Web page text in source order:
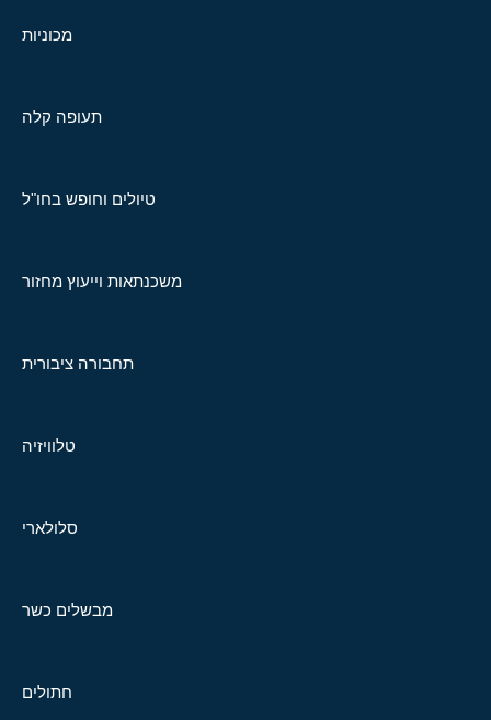
מכוניות
תעופה קלה
טיולים וחופש בחו"ל
משכנתאות וייעוץ מחזור
תחבורה ציבורית
טלוויזיה
סלולארי
מבשלים כשר
חתולים